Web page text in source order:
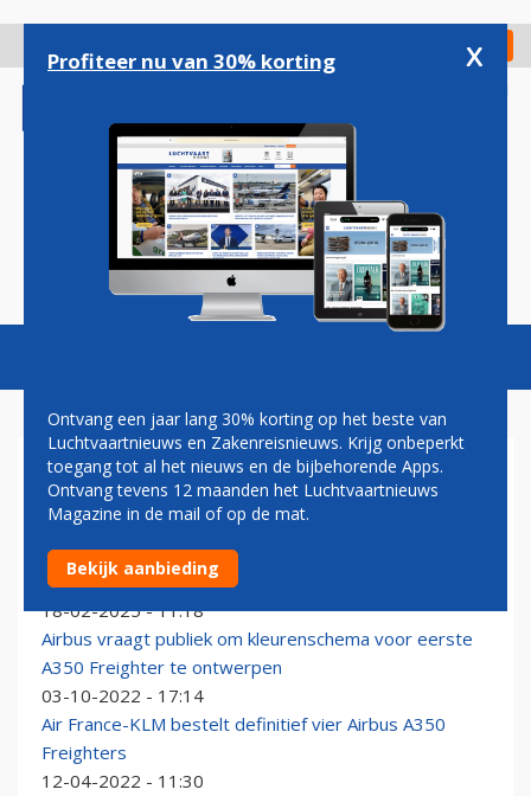
gaan
Check in
Magazine Podcasts Vacatures
A350 FREIGHTER
'Airbus stelt levering van A350 Freighter uit door
problemen in supply chain'
18-02-2025 - 11:18
Airbus vraagt publiek om kleurenschema voor eerste
A350 Freighter te ontwerpen
03-10-2022 - 17:14
Air France-KLM bestelt definitief vier Airbus A350
Freighters
12-04-2022 - 11:30
Profiteer nu van 30% korting x
Ontvang een jaar lang 30% korting op het beste van
Luchtvaartnieuws en Zakenreisnieuws. Krijg onbeperkt
toegang tot al het nieuws en de bijbehorende Apps.
Ontvang tevens 12 maanden het Luchtvaartnieuws
Magazine in de mail of op de mat.
Bekijk aanbieding